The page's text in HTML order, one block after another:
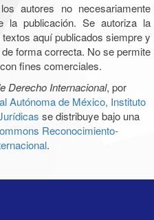
autores no necesariamente
la publicación. Se autoriza la
aquí publicados siempre y
forma correcta. No se permite
fines comerciales.
Derecho Internacional, por
Autónoma de México, Instituto
se distribuye bajo una
Reconocimiento-
.